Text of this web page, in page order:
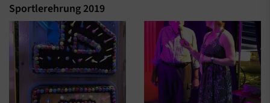
Sportlerehrung 2019